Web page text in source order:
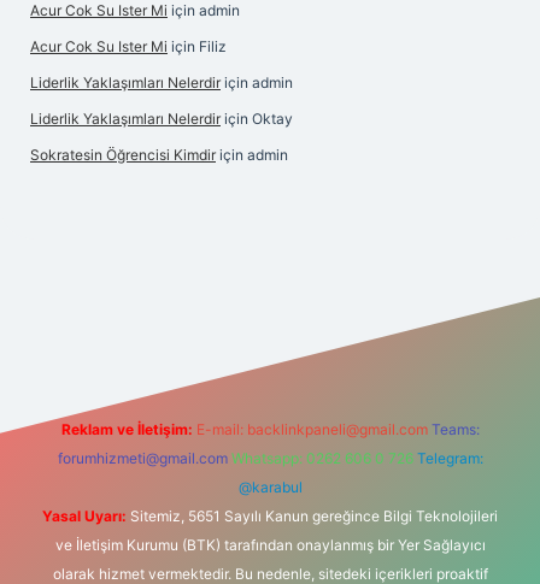
Acur Cok Su Ister Mi için admin
Acur Cok Su Ister Mi için Filiz
Liderlik Yaklaşımları Nelerdir için admin
Liderlik Yaklaşımları Nelerdir için Oktay
Sokratesin Öğrencisi Kimdir için admin
Reklam ve İletişim: E-mail: backlinkpaneli@gmail.com Teams:
forumhizmeti@gmail.com Whatsapp: 0262 606 0 726 Telegram:
@karabul
Yasal Uyarı: Sitemiz, 5651 Sayılı Kanun gereğince Bilgi Teknolojileri
ve İletişim Kurumu (BTK) tarafından onaylanmış bir Yer Sağlayıcı
olarak hizmet vermektedir. Bu nedenle, sitedeki içerikleri proaktif